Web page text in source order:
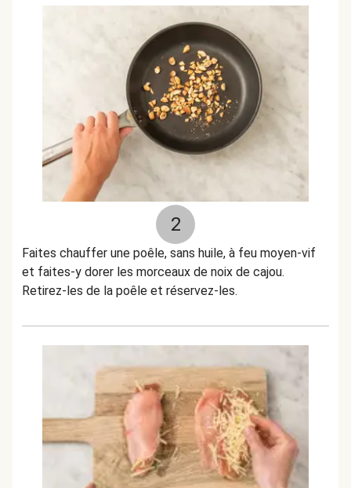
2
Faites chauffer une poêle, sans huile, à feu moyen-vif
et faites-y dorer les morceaux de noix de cajou.
Retirez-les de la poêle et réservez-les.